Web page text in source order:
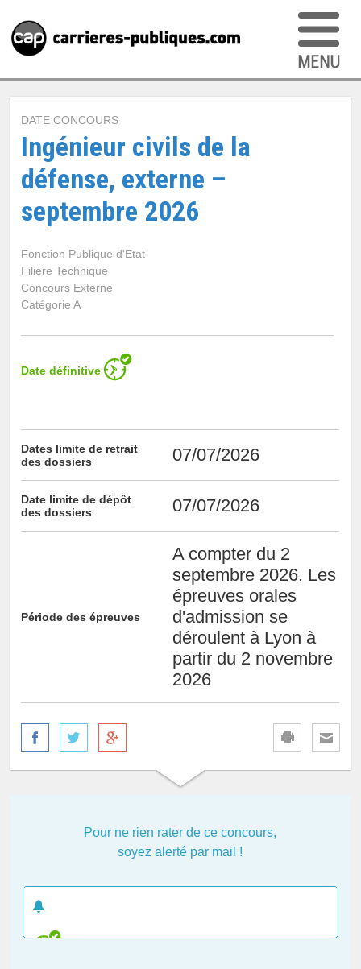
DATE CONCOURS
Ingénieur civils de la
défense, externe –
septembre 2026
Fonction Publique d'Etat
Filière Technique
Concours Externe
Catégorie A
Date définitive
Dates limite de retrait
des dossiers
07/07/2026
Date limite de dépôt
des dossiers
07/07/2026
Période des épreuves
A compter du 2
septembre 2026. Les
épreuves orales
d'admission se
déroulent à Lyon à
partir du 2 novembre
2026
Pour ne rien rater de ce concours,
soyez alerté par mail !